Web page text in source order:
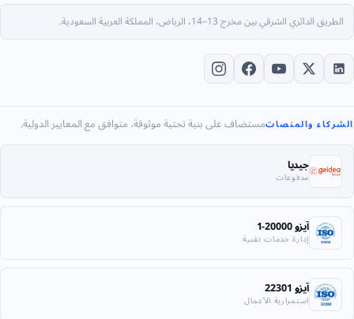
الطريق الدائري الشرقي بين مخرج 13–14، الرياض، المملكة العربية السعودية.
الشركاء والمنصاتمستضاف على بنية تحتية موثوقة، متوافق مع المعايير الدولية.
جيديا
مدفوعات
آيزو 20000-1
إدارة خدمات تقنية
آيزو 22301
استمرارية الأعمال